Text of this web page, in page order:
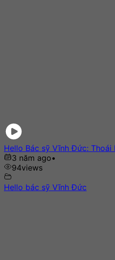
Hello Bác sỹ Vĩnh Đức: Thoái
3 năm ago•
94views
Hello bác sỹ Vĩnh Đức